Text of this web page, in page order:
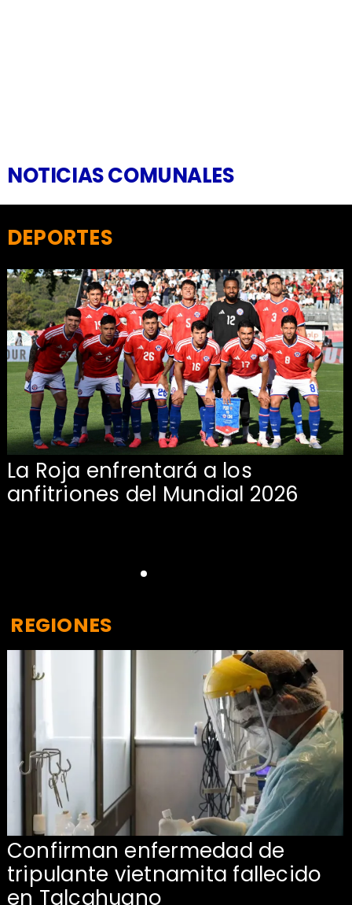
NOTICIAS COMUNALES
La Roja enfrentará a los
anfitriones del Mundial 2026
DEPORTES
Confirman enfermedad de
tripulante vietnamita fallecido
en Talcahuano
REGIONES